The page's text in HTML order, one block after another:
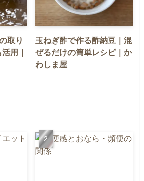
取り
用｜
玉ねぎ酢で作る酢納豆｜混
ぜるだけの簡単レシピ｜か
わしま屋